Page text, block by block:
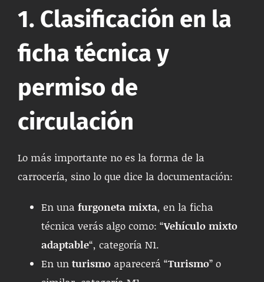
1. Clasificación en la
ficha técnica y
permiso de
circulación
Lo más importante no es la forma de la
carrocería, sino lo que dice la documentación:
En una furgoneta mixta, en la ficha
técnica verás algo como: “Vehículo mixto
adaptable“, categoría N1.
En un turismo aparecerá “Turismo” o